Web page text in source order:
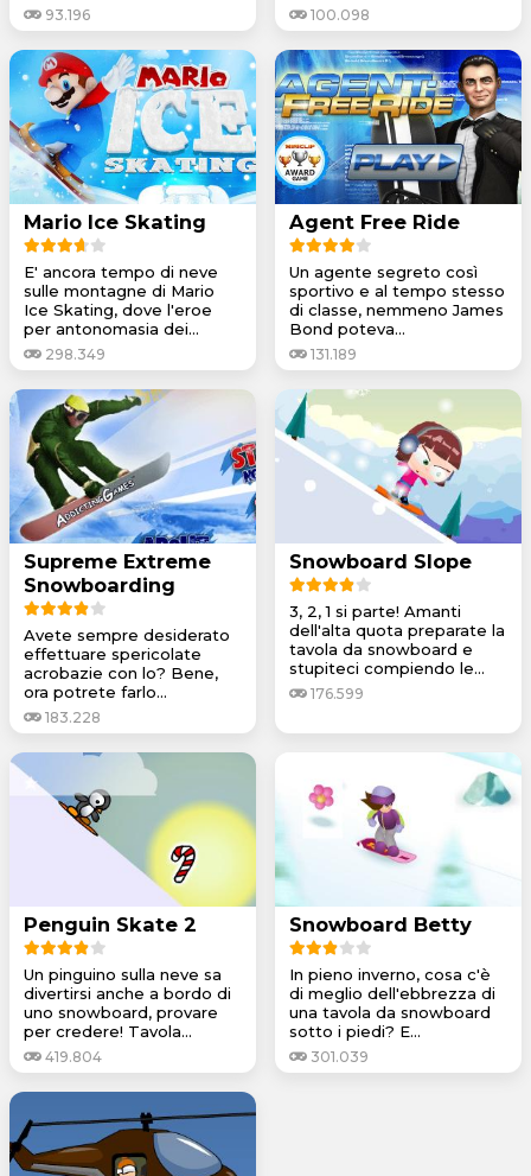
93.196 100.098
Mario Ice Skating
E' ancora tempo di neve
sulle montagne di Mario
Ice Skating, dove l'eroe
per antonomasia dei...
298.349
Agent Free Ride
Un agente segreto così
sportivo e al tempo stesso
di classe, nemmeno James
Bond poteva...
131.189
Supreme Extreme
Snowboarding
Avete sempre desiderato
effettuare spericolate
acrobazie con lo? Bene,
ora potrete farlo...
183.228
Snowboard Slope
3, 2, 1 si parte! Amanti
dell'alta quota preparate la
tavola da snowboard e
stupiteci compiendo le...
176.599
Penguin Skate 2
Un pinguino sulla neve sa
divertirsi anche a bordo di
uno snowboard, provare
per credere! Tavola...
419.804
Snowboard Betty
In pieno inverno, cosa c'è
di meglio dell'ebbrezza di
una tavola da snowboard
sotto i piedi? E...
301.039